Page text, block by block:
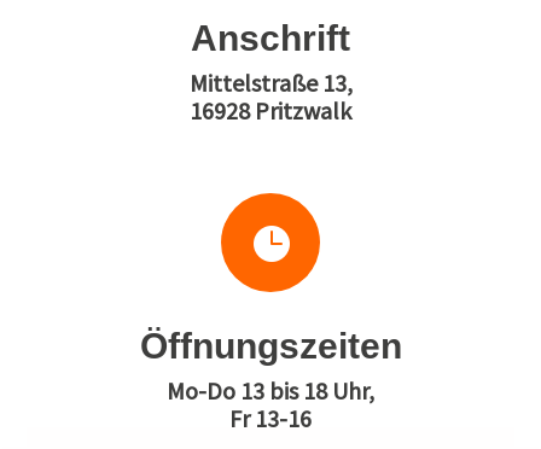
Anschrift
Mittelstraße 13,
16928 Pritzwalk

Öffnungszeiten
Mo-Do 13 bis 18 Uhr,
Fr 13-16